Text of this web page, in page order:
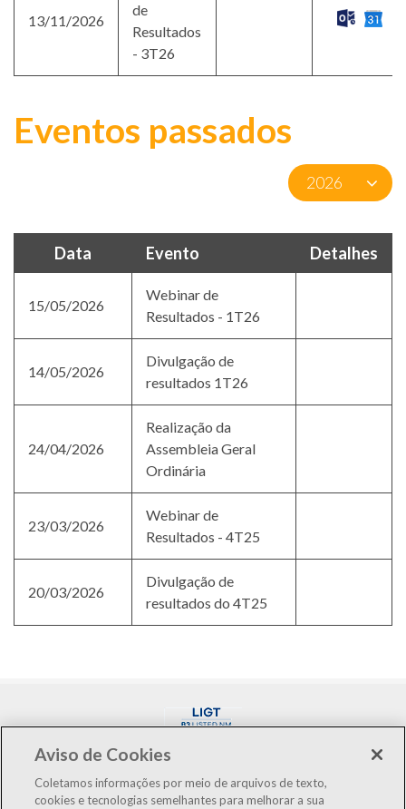
13/11/2026
de
Resultados
- 3T26
Eventos passados
Data Evento Detalhes
15/05/2026
Webinar de
Resultados - 1T26
14/05/2026
Divulgação de
resultados 1T26
24/04/2026
Realização da
Assembleia Geral
Ordinária
23/03/2026
Webinar de
Resultados - 4T25
20/03/2026
Divulgação de
resultados do 4T25
Aviso de Cookies
Coletamos informações por meio de arquivos de texto,
cookies e tecnologias semelhantes para melhorar a sua